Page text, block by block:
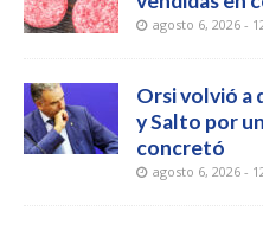
agosto 6, 2026 -
Orsi volvió a
y Salto por
concretó
agosto 6, 2026 -